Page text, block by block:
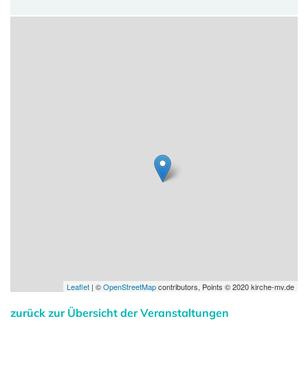
Leaflet | ©OpenStreetMapcontributors, Points © 2020 kirche-mv.de
zurück zur Übersicht der Veranstaltungen